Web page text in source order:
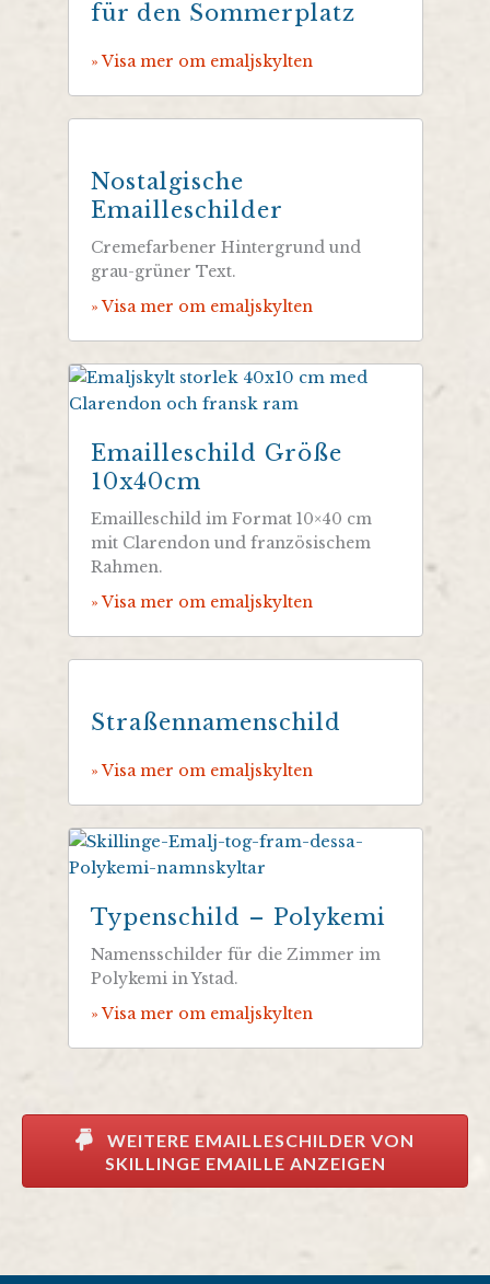
für den Sommerplatz
» Visa mer om emaljskylten
Nostalgische
Emailleschilder
Cremefarbener Hintergrund und
grau-grüner Text.
» Visa mer om emaljskylten
Emailleschild Größe
10x40cm
Emailleschild im Format 10×40 cm
mit Clarendon und französischem
Rahmen.
» Visa mer om emaljskylten
Straßennamenschild
» Visa mer om emaljskylten
Typenschild – Polykemi
Namensschilder für die Zimmer im
Polykemi in Ystad.
» Visa mer om emaljskylten
WEITERE EMAILLESCHILDER VON
SKILLINGE EMAILLE ANZEIGEN